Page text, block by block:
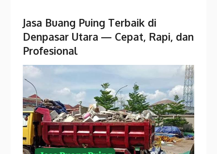
Jasa Buang Puing Terbaik di
Denpasar Utara — Cepat, Rapi, dan
Profesional